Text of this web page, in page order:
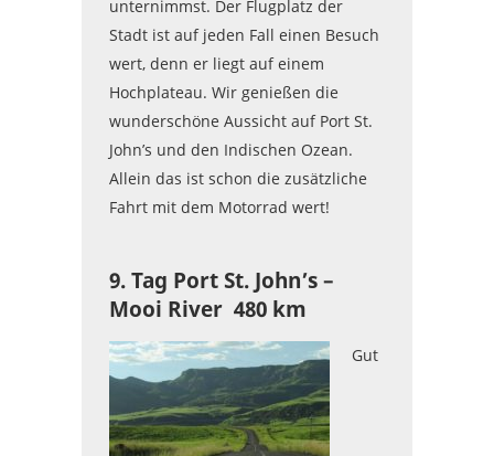
unternimmst. Der Flugplatz der
Stadt ist auf jeden Fall einen Besuch
wert, denn er liegt auf einem
Hochplateau. Wir genießen die
wunderschöne Aussicht auf Port St.
John’s und den Indischen Ozean.
Allein das ist schon die zusätzliche
Fahrt mit dem Motorrad wert!
9. Tag Port St. John’s –
Mooi River 480 km
Gut